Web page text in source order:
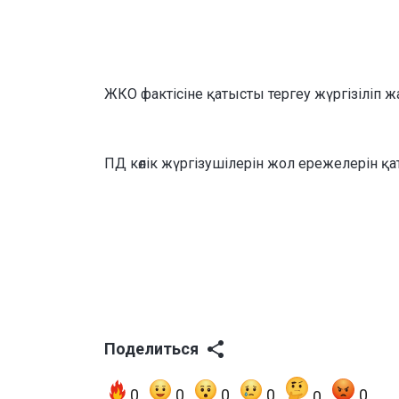
ЖКО фактісіне қатысты тергеу жүргізіліп
ПД көлік жүргізушілерін жол ережелерін
Поделиться
0 0 0 0 0